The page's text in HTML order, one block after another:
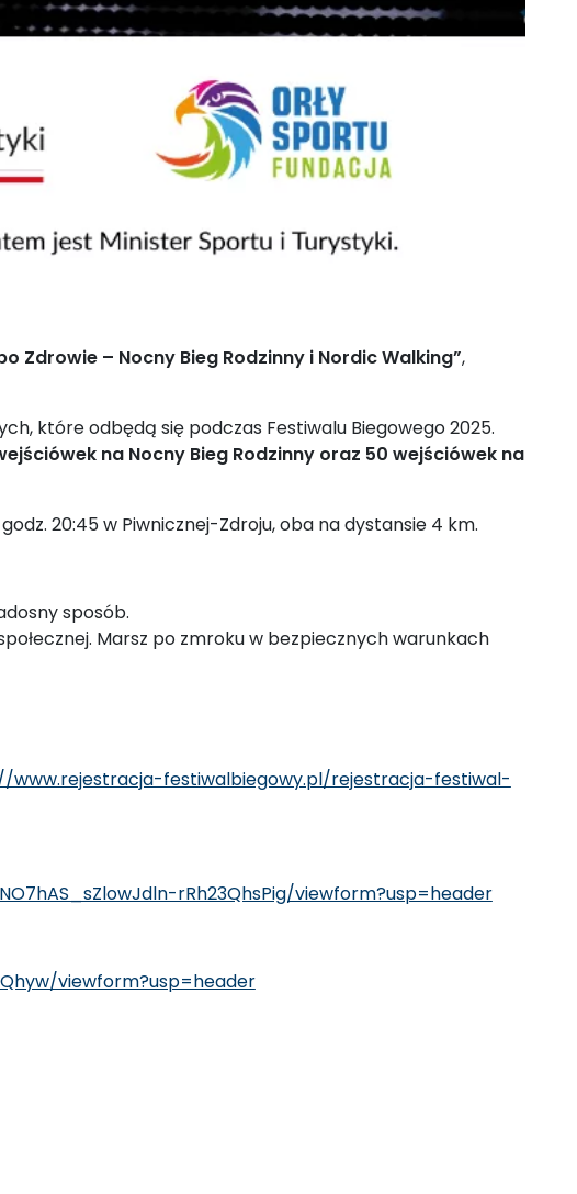
Zdrowie – Nocny Bieg Rodzinny i Nordic Walking”,
które odbędą się podczas Festiwalu Biegowego 2025.
na Nocny Bieg Rodzinny oraz 50 wejściówek na
20:45 w Piwnicznej-Zdroju, oba na dystansie 4 km.
sposób.
Marsz po zmroku w bezpiecznych warunkach
www.rejestracja-festiwalbiegowy.pl/rejestracja-festiwal-
rRh23QhsPig/viewform?usp=header
viewform?usp=header